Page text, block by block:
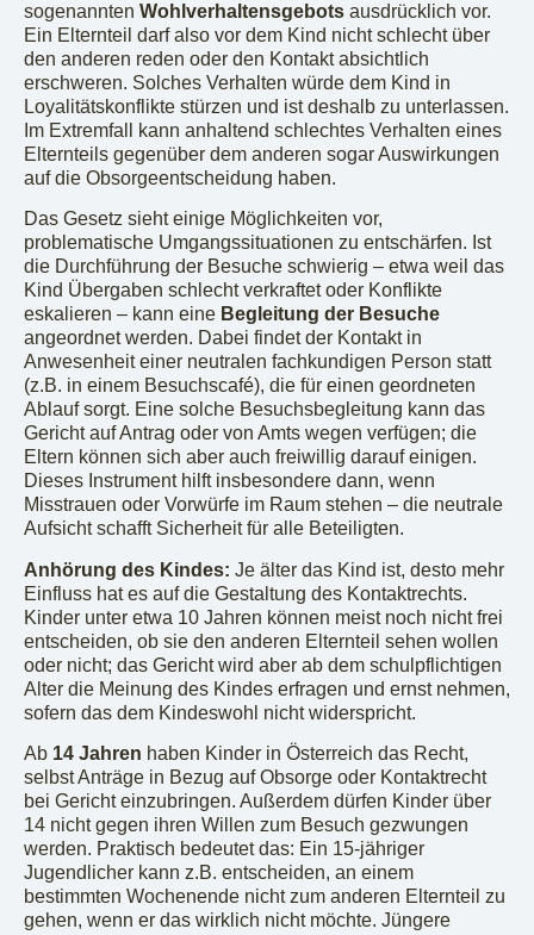
sogenannten Wohlverhaltensgebots ausdrücklich vor.
Ein Elternteil darf also vor dem Kind nicht schlecht über
den anderen reden oder den Kontakt absichtlich
erschweren. Solches Verhalten würde dem Kind in
Loyalitätskonflikte stürzen und ist deshalb zu unterlassen.
Im Extremfall kann anhaltend schlechtes Verhalten eines
Elternteils gegenüber dem anderen sogar Auswirkungen
auf die Obsorgeentscheidung haben.
Das Gesetz sieht einige Möglichkeiten vor,
problematische Umgangssituationen zu entschärfen. Ist
die Durchführung der Besuche schwierig – etwa weil das
Kind Übergaben schlecht verkraftet oder Konflikte
eskalieren – kann eine Begleitung der Besuche
angeordnet werden. Dabei findet der Kontakt in
Anwesenheit einer neutralen fachkundigen Person statt
(z.B. in einem Besuchscafé), die für einen geordneten
Ablauf sorgt. Eine solche Besuchsbegleitung kann das
Gericht auf Antrag oder von Amts wegen verfügen; die
Eltern können sich aber auch freiwillig darauf einigen.
Dieses Instrument hilft insbesondere dann, wenn
Misstrauen oder Vorwürfe im Raum stehen – die neutrale
Aufsicht schafft Sicherheit für alle Beteiligten.
Anhörung des Kindes: Je älter das Kind ist, desto mehr
Einfluss hat es auf die Gestaltung des Kontaktrechts.
Kinder unter etwa 10 Jahren können meist noch nicht frei
entscheiden, ob sie den anderen Elternteil sehen wollen
oder nicht; das Gericht wird aber ab dem schulpflichtigen
Alter die Meinung des Kindes erfragen und ernst nehmen,
sofern das dem Kindeswohl nicht widerspricht.
Ab 14 Jahren haben Kinder in Österreich das Recht,
selbst Anträge in Bezug auf Obsorge oder Kontaktrecht
bei Gericht einzubringen. Außerdem dürfen Kinder über
14 nicht gegen ihren Willen zum Besuch gezwungen
werden. Praktisch bedeutet das: Ein 15-jähriger
Jugendlicher kann z.B. entscheiden, an einem
bestimmten Wochenende nicht zum anderen Elternteil zu
gehen, wenn er das wirklich nicht möchte. Jüngere